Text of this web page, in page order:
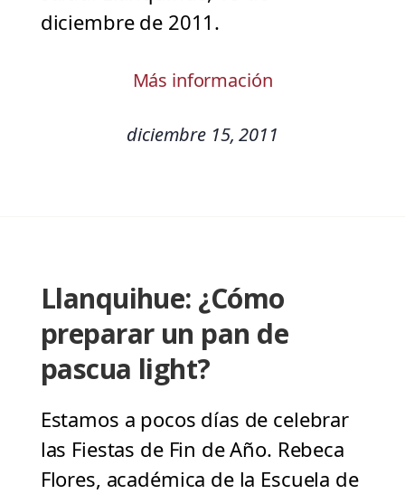
diciembre de 2011.
Más información
diciembre 15, 2011
Llanquihue: ¿Cómo
preparar un pan de
pascua light?
Estamos a pocos días de celebrar
las Fiestas de Fin de Año. Rebeca
Flores, académica de la Escuela de